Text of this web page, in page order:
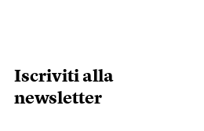
Iscriviti alla
newsletter